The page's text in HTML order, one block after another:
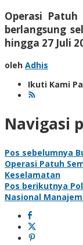
Operasi
berlangsung
hingga 27 Juli
oleh Adhis
Ikuti Kami
Navigasi
Pos sebelumnya
Operasi Patuh
Keselamatan
Pos berikutnya
Nasional